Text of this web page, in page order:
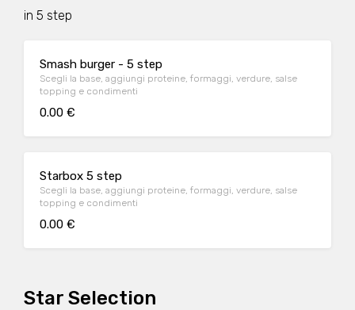
in 5 step
Smash burger - 5 step
Scegli la base, aggiungi proteine, formaggi, verdure, salse
topping e condimenti
0.00 €
Starbox 5 step
Scegli la base, aggiungi proteine, formaggi, verdure, salse
topping e condimenti
0.00 €
Star Selection